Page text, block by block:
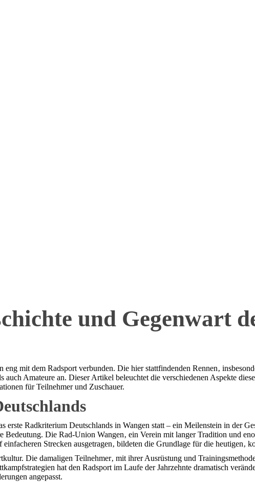
und Gegenwart
mit dem Radsport verbunden. Die hier stattfindenden Rennen‚
Amateure an. Dieser Artikel beleuchtet die verschiedenen Aspekte
für Teilnehmer und Zuschauer.
Radkriterium Deutschlands in Wangen statt – ein Meilenstein in der
Die Rad-Union Wangen‚ ein Verein mit langer Tradition und
Strecken ausgetragen‚ bildeten die Grundlage für die heutigen‚
Die damaligen Teilnehmer‚ mit ihrer Ausrüstung und
hat den Radsport im Laufe der Jahrzehnte dramatisch
angepasst.